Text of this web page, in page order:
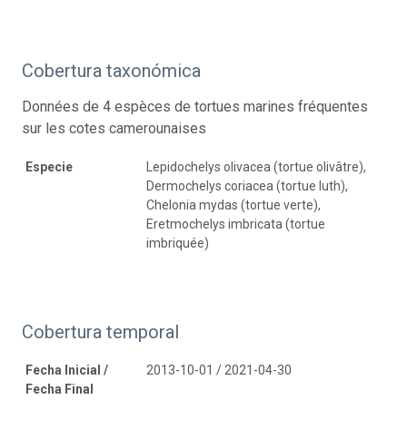
Cobertura taxonómica
Données de 4 espèces de tortues marines fréquentes
sur les cotes camerounaises
Especie
Lepidochelys olivacea (tortue olivâtre),
Dermochelys coriacea (tortue luth),
Chelonia mydas (tortue verte),
Eretmochelys imbricata (tortue
imbriquée)
Cobertura temporal
Fecha Inicial /
Fecha Final
2013-10-01 / 2021-04-30